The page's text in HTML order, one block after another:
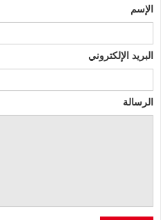
الإسم
البريد الإلكتروني
الرسالة